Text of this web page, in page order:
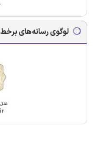
لوگوی رسانه‌های برخط